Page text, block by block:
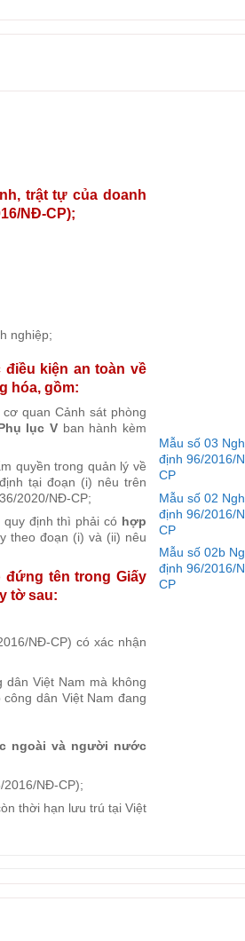
trật tự của doanh
NĐ-CP);
nghiệp;
kiện an toàn về
hóa, gồm:
quan Cảnh sát phòng
lục V ban hành kèm
quyền trong quản lý về
tại đoạn (i) nêu trên
2020/NĐ-CP;
định thì phải có hợp
theo đoạn (i) và (ii) nêu
đứng tên trong Giấy
tờ sau:
NĐ-CP) có xác nhận
Việt Nam mà không
dân Việt Nam đang
ngoài và người nước
2016/NĐ-CP);
thời hạn lưu trú tại Việt
Mẫu số 03
định 96/2016/
CP
Mẫu số 02
định 96/2016/
CP
Mẫu số 02b
định 96/2016/
CP